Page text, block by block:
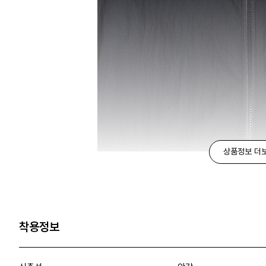
상품정보 더
착용정보